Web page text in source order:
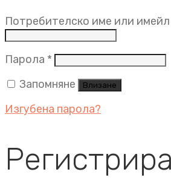
Потребителско име или
Парола * Задължително
Запомняне
Влизане
Изгубена парола?